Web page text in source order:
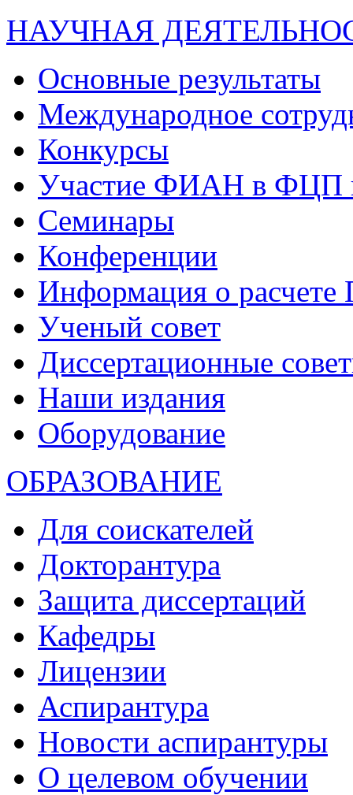
НАУЧНАЯ
Основные результаты
Международное
Конкурсы
Участие ФИАН в ФЦП
Семинары
Конференции
Информация о
Ученый совет
Диссертационные
Наши издания
Оборудование
ОБРАЗОВАНИЕ
Для соискателей
Докторантура
Защита диссертаций
Кафедры
Лицензии
Аспирантура
Новости аспирантуры
О целевом обучении